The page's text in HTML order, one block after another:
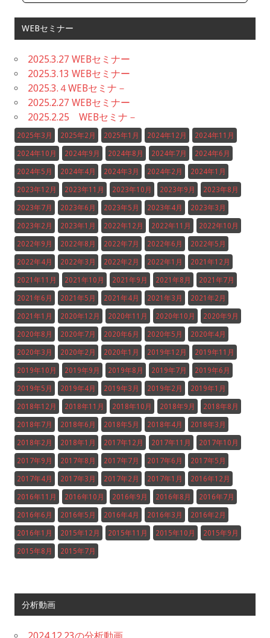
WEBセミナー
2025.3.27 WEBセミナー
2025.3.13 WEBセミナー
2025.3.４WEBセミナ－
2025.2.27 WEBセミナー
2025.2.25 WEBセミナ－
2025年3月 2025年2月 2025年1月 2024年12月 2024年11月
2024年10月 2024年9月 2024年8月 2024年7月 2024年6月
2024年5月 2024年4月 2024年3月 2024年2月 2024年1月
2023年12月 2023年11月 2023年10月 2023年9月 2023年8月
2023年7月 2023年6月 2023年5月 2023年4月 2023年3月
2023年2月 2023年1月 2022年12月 2022年11月 2022年10月
2022年9月 2022年8月 2022年7月 2022年6月 2022年5月
2022年4月 2022年3月 2022年2月 2022年1月 2021年12月
2021年11月 2021年10月 2021年9月 2021年8月 2021年7月
2021年6月 2021年5月 2021年4月 2021年3月 2021年2月
2021年1月 2020年12月 2020年11月 2020年10月 2020年9月
2020年8月 2020年7月 2020年6月 2020年5月 2020年4月
2020年3月 2020年2月 2020年1月 2019年12月 2019年11月
2019年10月 2019年9月 2019年8月 2019年7月 2019年6月
2019年5月 2019年4月 2019年3月 2019年2月 2019年1月
2018年12月 2018年11月 2018年10月 2018年9月 2018年8月
2018年7月 2018年6月 2018年5月 2018年4月 2018年3月
2018年2月 2018年1月 2017年12月 2017年11月 2017年10月
2017年9月 2017年8月 2017年7月 2017年6月 2017年5月
2017年4月 2017年3月 2017年2月 2017年1月 2016年12月
2016年11月 2016年10月 2016年9月 2016年8月 2016年7月
2016年6月 2016年5月 2016年4月 2016年3月 2016年2月
2016年1月 2015年12月 2015年11月 2015年10月 2015年9月
2015年8月 2015年7月
分析動画